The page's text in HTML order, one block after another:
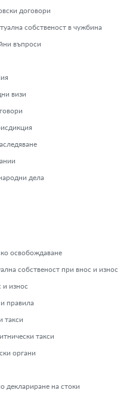
договори
собственост в чужбина
въпроси
визи
дела
освобождаване
собственост при внос и износ
и износ
правила
такси
такси
органи
деклариране на стоки